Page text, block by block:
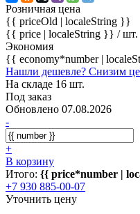
Розничная цена
{{ priceOld | localeString }}
{{ price | localeString }} / шт.
Экономия
{{ economy*number |
Нашли дешевле? Снизим
На складе 16 шт.
Под заказ
Обновлено 07.08.2026
-
+
В корзину
Итого: {{ price*number |
+7 930 885-00-07
Уточнить цену